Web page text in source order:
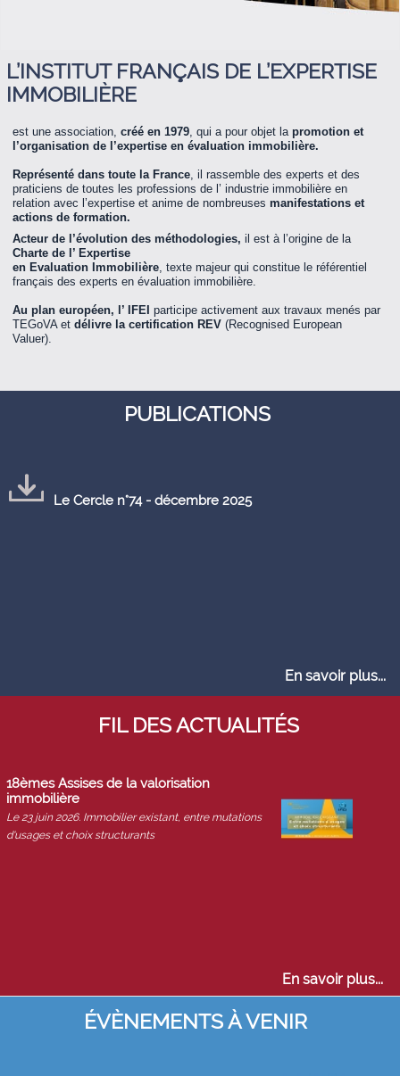
L’INSTITUT FRANÇAIS DE L’EXPERTISE
IMMOBILIÈRE
est une association, créé en 1979 , qui a pour objet la promotion et
l’organisation de l’expertise en évaluation immobilière.
Représenté dans toute la France , il rassemble des experts et des
praticiens de toutes les professions de l’ industrie immobilière en
relation avec l’expertise et anime de nombreuses manifestations et
actions de formation.
Acteur de l’évolution des méthodologies, il est à l’origine de la
Charte de l’ Expertise
en Evaluation Immobilière , texte majeur qui constitue le référentiel
français des experts en évaluation immobilière.
Au plan européen, l’ IFEI participe activement aux travaux menés par
TEGoVA et délivre la certification REV (Recognised European
Valuer).
PUBLICATIONS
Le Cercle n°74 - décembre 2025
En savoir plus...
FIL DES ACTUALITÉS
18èmes Assises de la valorisation
immobilière
Le 23 juin 2026. Immobilier existant, entre mutations
d'usages et choix structurants
En savoir plus...
ÉVÈNEMENTS À VENIR